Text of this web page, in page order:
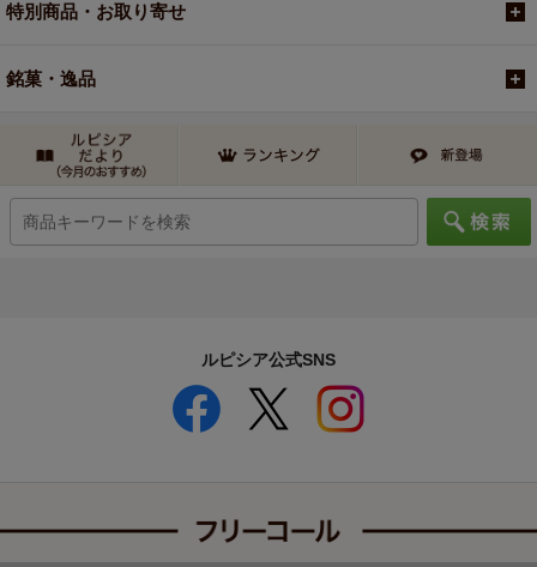
特別商品・お取り寄せ
銘菓・逸品
ルピシア公式SNS